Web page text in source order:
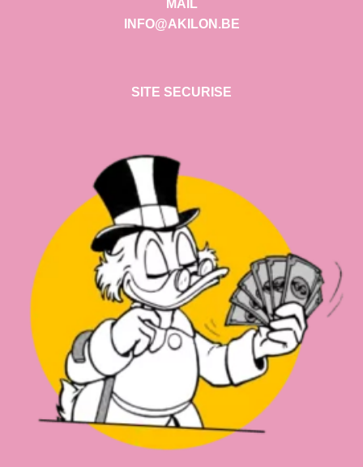
MAIL
INFO@AKILON.BE
SITE SECURISE